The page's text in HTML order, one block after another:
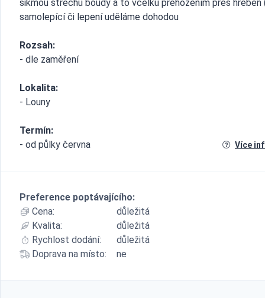
šikmou střechu boudy a to vcelku přehozením přes hřeben
samolepící či lepení uděláme dohodou
Rozsah:
- dle zaměření
Lokalita:
- Louny
Termín:
- od půlky června
Více
Preference poptávajícího:
Cena:
důležitá
Kvalita:
důležitá
Rychlost dodání:
důležitá
Doprava na místo:
ne